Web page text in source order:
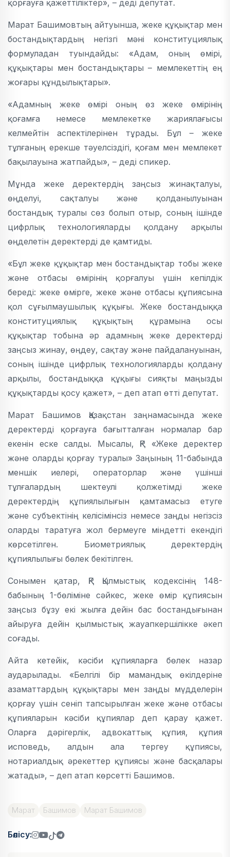
қорғауға қажеттіліктер», – деді депутат.
Марат Башимовтың айтуынша, жеке құқықтар мен
бостандықтардың негізгі мәні конституциялық
формуладан туындайды: «Адам, оның өмірі,
құқықтары мен бостандықтары – мемлекеттің ең
жоғары құндылықтары».
«Адамның жеке өмірі оның өз жеке өмірінің
қоғамға немесе мемлекетке жариялағысы
келмейтін аспектілерінен тұрады. Бұл – жеке
тұлғаның ерекше тәуелсіздігі, қоғам мен мемлекет
бақылауына жатпайды», – деді спикер.
Мұнда жеке деректердің заңсыз жинақталуы,
өңделуі, сақталуы және қолданылуынан
бостандық туралы сөз болып отыр, соның ішінде
цифрлық технологияларды қолдану арқылы
өңделетін деректерді де қамтиды.
«Бұл жеке құқықтар мен бостандықтар тобы жеке
және отбасы өмірінің қорғалуы үшін кепілдік
береді: жеке өмірге, жеке және отбасы құпиясына
қол сұғылмаушылық құқығы. Жеке бостандыққа
конституциялық құқықтың құрамына осы
құқықтар тобына әр адамның жеке деректерді
заңсыз жинау, өңдеу, сақтау және пайдалануынан,
соның ішінде цифрлық технологияларды қолдану
арқылы, бостандыққа құқығы сияқты маңызды
құқықтарды қосу қажет», – деп атап өтті депутат.
Марат Башимов Қазақстан заңнамасында жеке
деректерді қорғауға бағытталған нормалар бар
екенін еске салды. Мысалы, ҚР «Жеке деректер
және оларды қорғау туралы» Заңының 11-бабында
меншік иелері, операторлар және үшінші
тұлғалардың шектеулі қолжетімді жеке
деректердің құпиялылығын қамтамасыз етуге
және субъектінің келісімінсіз немесе заңды негізсіз
оларды таратуға жол бермеуге міндетті екендігі
көрсетілген. Биометриялық деректердің
құпиялылығы бөлек бекітілген.
Сонымен қатар, ҚР Қылмыстық кодексінің 148-
бабының 1-бөліміне сәйкес, жеке өмір құпиясын
заңсыз бұзу екі жылға дейін бас бостандығынан
айыруға дейін қылмыстық жауапкершілікке әкеп
соғады.
Айта кетейік, кәсіби құпияларға бөлек назар
аударылады. «Белгілі бір мамандық өкілдеріне
азаматтардың құқықтары мен заңды мүдделерін
қорғау үшін сеніп тапсырылған жеке және отбасы
құпияларын кәсіби құпиялар деп қарау қажет.
Оларға дәрігерлік, адвокаттық құпия, құпия
исповедь, алдын ала тергеу құпиясы,
нотариалдық әрекеттер құпиясы және басқалары
жатады», – деп атап көрсетті Башимов.
Марат Башимов Марат Башимов
Бөлісу: